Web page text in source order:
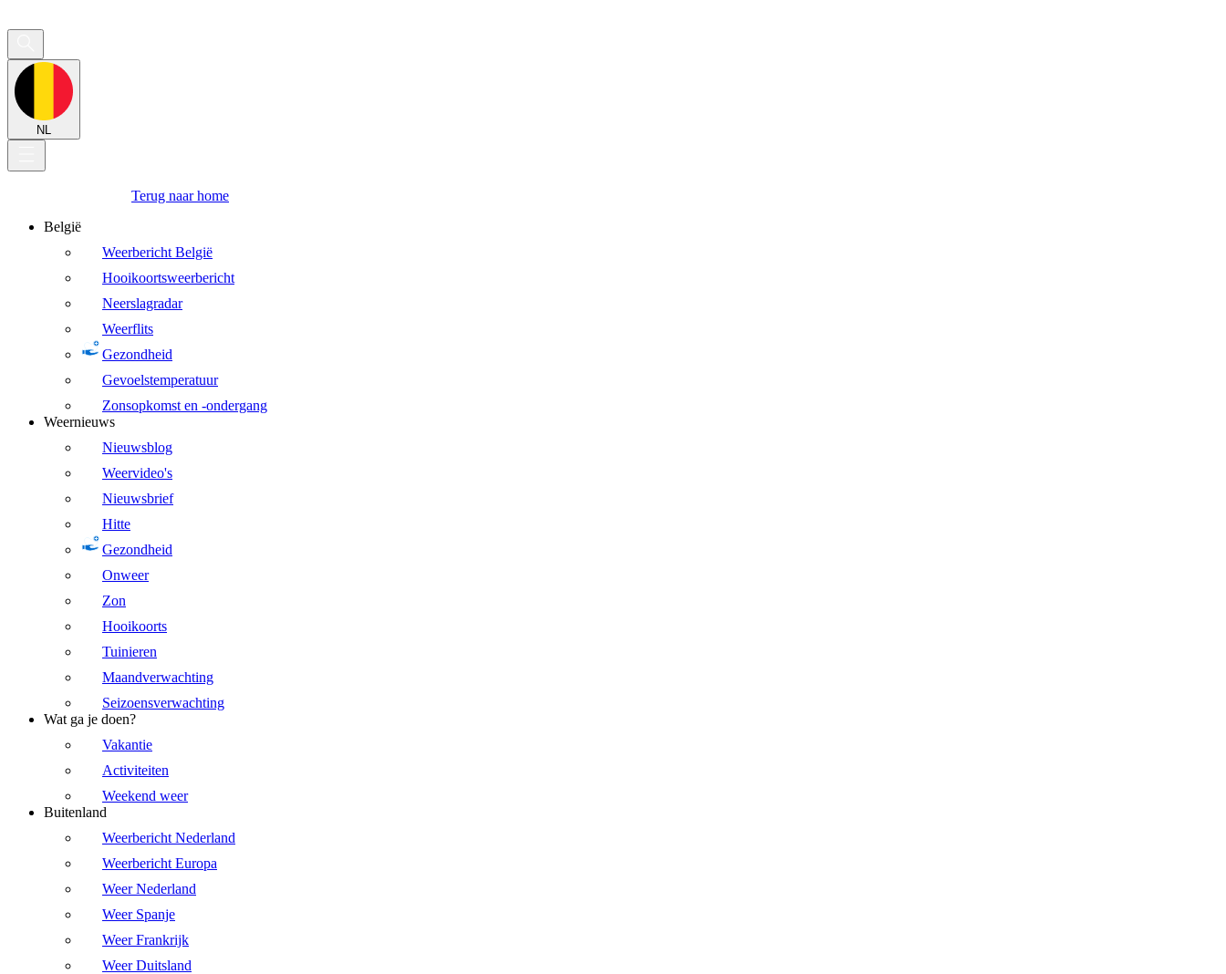
NL
Terug naar home
België
Weerbericht België
Hooikoortsweerbericht
Neerslagradar
Weerflits
Gezondheid
Gevoelstemperatuur
Zonsopkomst en -ondergang
Weernieuws
Nieuwsblog
Weervideo's
Nieuwsbrief
Hitte
Gezondheid
Onweer
Zon
Hooikoorts
Tuinieren
Maandverwachting
Seizoensverwachting
Wat ga je doen?
Vakantie
Activiteiten
Weekend weer
Buitenland
Weerbericht Nederland
Weerbericht Europa
Weer Nederland
Weer Spanje
Weer Frankrijk
Weer Duitsland